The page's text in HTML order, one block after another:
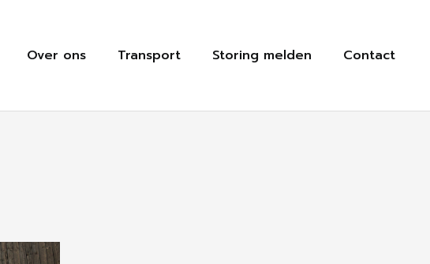
Over ons Transport Storing melden Contact